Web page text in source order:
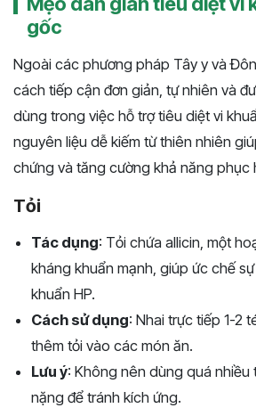
gốc
Ngoài các phương pháp Tây y và
cách tiếp cận đơn giản, tự nhiên và
dùng trong việc hỗ trợ tiêu diệt vi
nguyên liệu dễ kiếm từ thiên nhiên
chứng và tăng cường khả năng phục
Tỏi
Tác dụng: Tỏi chứa allicin, một
kháng khuẩn mạnh, giúp ức chế
khuẩn HP.
Cách sử dụng: Nhai trực tiếp 1-2
thêm tỏi vào các món ăn.
Lưu ý: Không nên dùng quá nhiều
nặng để tránh kích ứng.